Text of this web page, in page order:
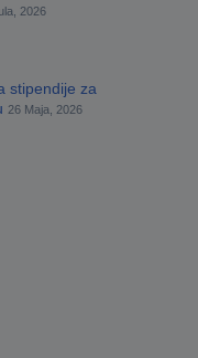
2026
stipendije za
26 Maja, 2026